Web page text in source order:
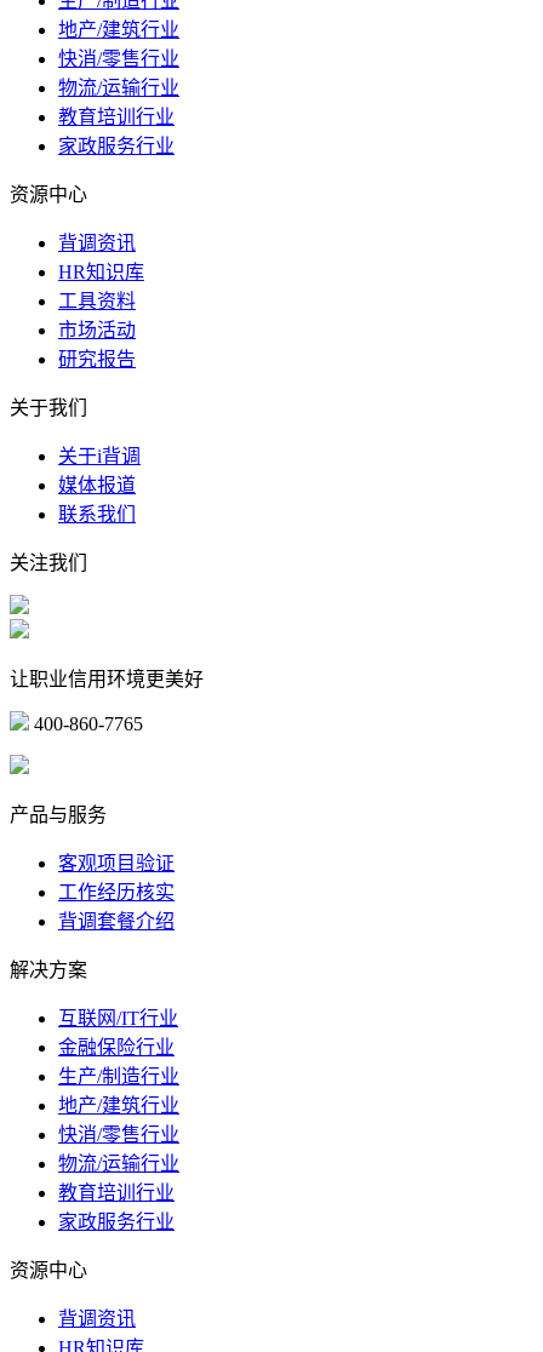
地产/建筑行业
快消/零售行业
物流/运输行业
教育培训行业
家政服务行业
资源中心
背调资讯
HR知识库
工具资料
市场活动
研究报告
关于我们
关于i背调
媒体报道
联系我们
关注我们
让职业信用环境更美好
400-860-7765
产品与服务
客观项目验证
工作经历核实
背调套餐介绍
解决方案
互联网/IT行业
金融保险行业
生产/制造行业
地产/建筑行业
快消/零售行业
物流/运输行业
教育培训行业
家政服务行业
资源中心
背调资讯
HR知识库